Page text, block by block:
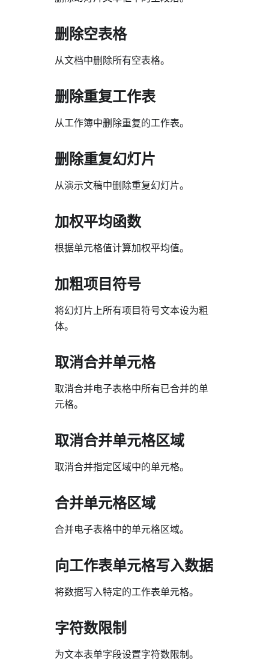
删除空表格
从文档中删除所有空表格。
删除重复工作表
从工作簿中删除重复的工作表。
删除重复幻灯片
从演示文稿中删除重复幻灯片。
加权平均函数
根据单元格值计算加权平均值。
加粗项目符号
将幻灯片上所有项目符号文本设为粗
体。
取消合并单元格
取消合并电子表格中所有已合并的单
元格。
取消合并单元格区域
取消合并指定区域中的单元格。
合并单元格区域
合并电子表格中的单元格区域。
向工作表单元格写入数据
将数据写入特定的工作表单元格。
字符数限制
为文本表单字段设置字符数限制。